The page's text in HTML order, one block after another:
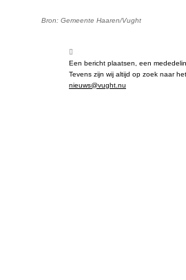
Bron: Gemeente Haaren/Vught
Een bericht plaatsen, een
Tevens zijn wij altijd op zoek naar
nieuws@vught.nu